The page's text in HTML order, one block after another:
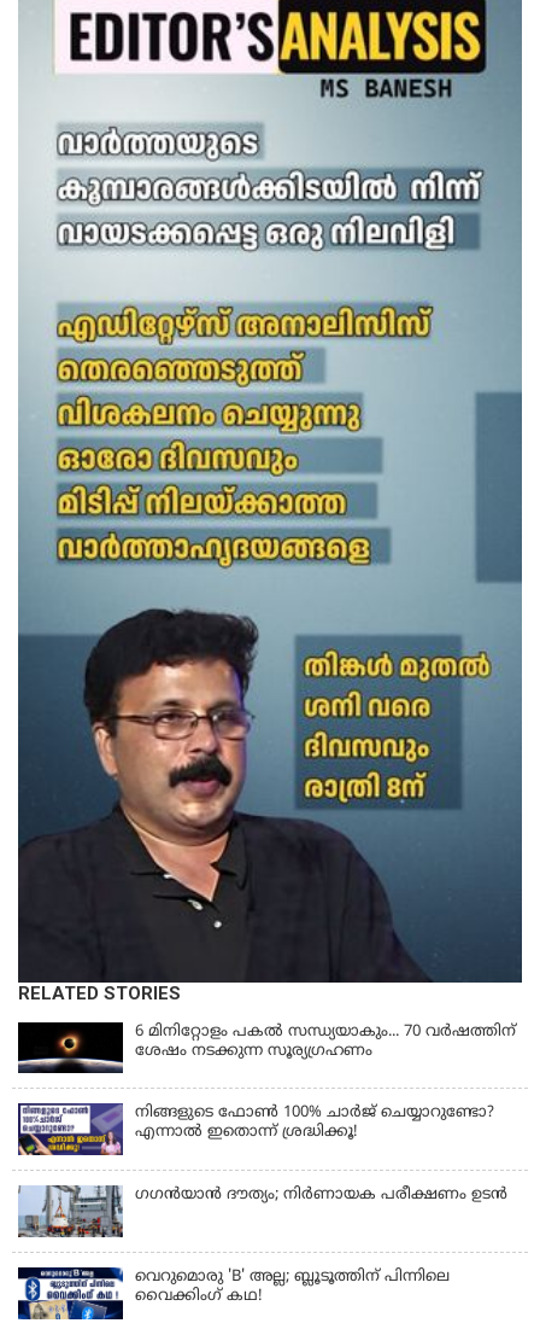
RELATED STORIES
6 മിനിറ്റോളം പകൽ സന്ധ്യയാകും... 70 വർഷത്തിന്
ശേഷം നടക്കുന്ന സൂര്യഗ്രഹണം
നിങ്ങളുടെ ഫോൺ 100% ചാർജ് ചെയ്യാറുണ്ടോ?
എന്നാൽ ഇതൊന്ന് ശ്രദ്ധിക്കൂ!
ഗഗന്‍യാന്‍ ദൗത്യം; നിര്‍ണായക പരീക്ഷണം ഉടന്‍
വെറുമൊരു 'B' അല്ല; ബ്ലൂടൂത്തിന് പിന്നിലെ
വൈക്കിംഗ് കഥ!